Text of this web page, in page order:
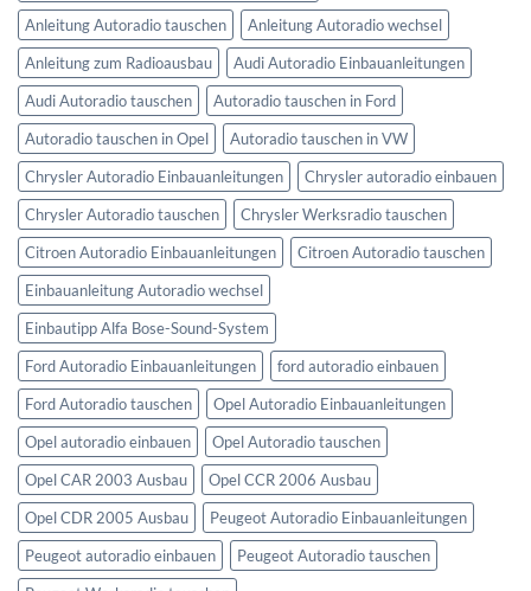
Anleitung Autoradio tauschen
Anleitung Autoradio wechsel
Anleitung zum Radioausbau
Audi Autoradio Einbauanleitungen
Audi Autoradio tauschen
Autoradio tauschen in Ford
Autoradio tauschen in Opel
Autoradio tauschen in VW
Chrysler Autoradio Einbauanleitungen
Chrysler autoradio einbauen
Chrysler Autoradio tauschen
Chrysler Werksradio tauschen
Citroen Autoradio Einbauanleitungen
Citroen Autoradio tauschen
Einbauanleitung Autoradio wechsel
Einbautipp Alfa Bose-Sound-System
Ford Autoradio Einbauanleitungen
ford autoradio einbauen
Ford Autoradio tauschen
Opel Autoradio Einbauanleitungen
Opel autoradio einbauen
Opel Autoradio tauschen
Opel CAR 2003 Ausbau
Opel CCR 2006 Ausbau
Opel CDR 2005 Ausbau
Peugeot Autoradio Einbauanleitungen
Peugeot autoradio einbauen
Peugeot Autoradio tauschen